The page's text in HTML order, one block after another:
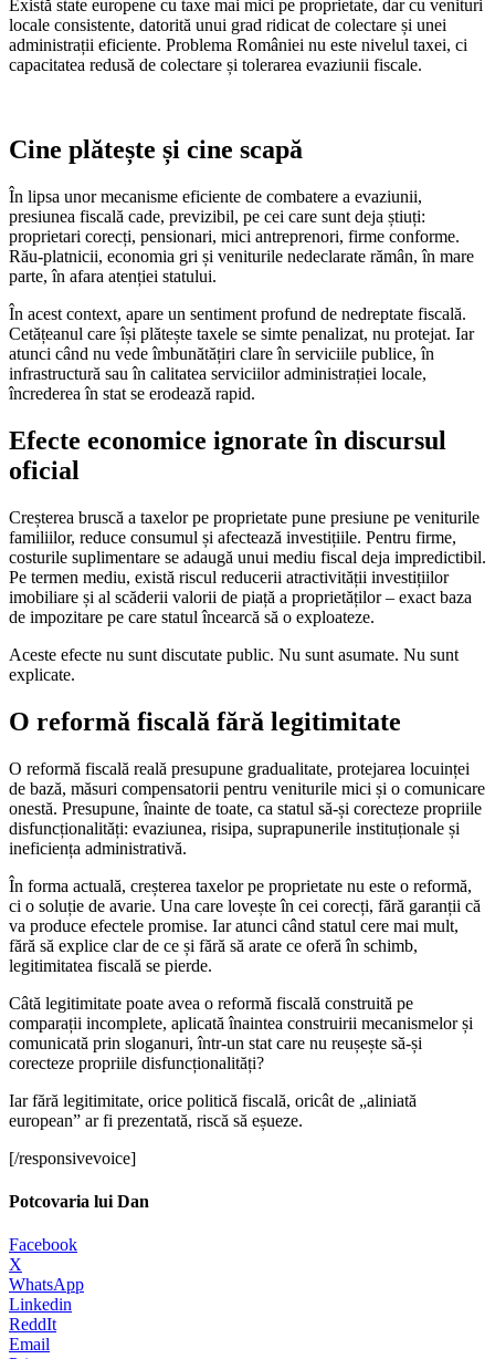
Există state europene cu taxe mai mici pe proprietate, dar cu venituri
locale consistente, datorită unui grad ridicat de colectare și unei
administrații eficiente. Problema României nu este nivelul taxei, ci
capacitatea redusă de colectare și tolerarea evaziunii fiscale.
Cine plătește și cine scapă
În lipsa unor mecanisme eficiente de combatere a evaziunii,
presiunea fiscală cade, previzibil, pe cei care sunt deja știuți:
proprietari corecți, pensionari, mici antreprenori, firme conforme.
Rău-platnicii, economia gri și veniturile nedeclarate rămân, în mare
parte, în afara atenției statului.
În acest context, apare un sentiment profund de nedreptate fiscală.
Cetățeanul care își plătește taxele se simte penalizat, nu protejat. Iar
atunci când nu vede îmbunătățiri clare în serviciile publice, în
infrastructură sau în calitatea serviciilor administrației locale,
încrederea în stat se erodează rapid.
Efecte economice ignorate în discursul
oficial
Creșterea bruscă a taxelor pe proprietate pune presiune pe veniturile
familiilor, reduce consumul și afectează investițiile. Pentru firme,
costurile suplimentare se adaugă unui mediu fiscal deja impredictibil.
Pe termen mediu, există riscul reducerii atractivității investițiilor
imobiliare și al scăderii valorii de piață a proprietăților – exact baza
de impozitare pe care statul încearcă să o exploateze.
Aceste efecte nu sunt discutate public. Nu sunt asumate. Nu sunt
explicate.
O reformă fiscală fără legitimitate
O reformă fiscală reală presupune gradualitate, protejarea locuinței
de bază, măsuri compensatorii pentru veniturile mici și o comunicare
onestă. Presupune, înainte de toate, ca statul să-și corecteze propriile
disfuncționalități: evaziunea, risipa, suprapunerile instituționale și
ineficiența administrativă.
În forma actuală, creșterea taxelor pe proprietate nu este o reformă,
ci o soluție de avarie. Una care lovește în cei corecți, fără garanții că
va produce efectele promise. Iar atunci când statul cere mai mult,
fără să explice clar de ce și fără să arate ce oferă în schimb,
legitimitatea fiscală se pierde.
Câtă legitimitate poate avea o reformă fiscală construită pe
comparații incomplete, aplicată înaintea construirii mecanismelor și
comunicată prin sloganuri, într-un stat care nu reușește să-și
corecteze propriile disfuncționalități?
Iar fără legitimitate, orice politică fiscală, oricât de „aliniată
european” ar fi prezentată, riscă să eșueze.
[/responsivevoice]
Potcovaria lui Dan
Facebook
X
WhatsApp
Linkedin
ReddIt
Email